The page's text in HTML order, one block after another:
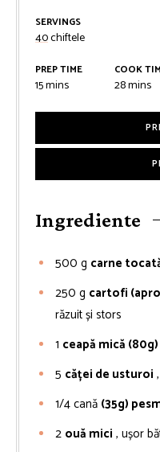
SERVINGS
40chiftele
PREP TIME
15minutes
mins
COOK
28minutes
mins
Ingrediente
500 g carne
250 g cartofi
răzuit și stors
1 ceapă mică (80g)
5 căței de usturoi
1/4cană (35g)
2 ouă mici , ușor